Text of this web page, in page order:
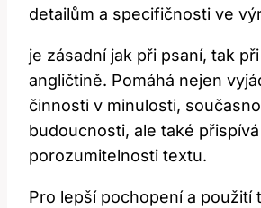
detailům a specifičnosti ve
‌je zásadní ‍jak při psaní, ⁢tak
angličtině. Pomáhá nejen
činnosti v minulosti,
budoucnosti, ale také
porozumitelnosti textu.
Pro lepší pochopení a použití